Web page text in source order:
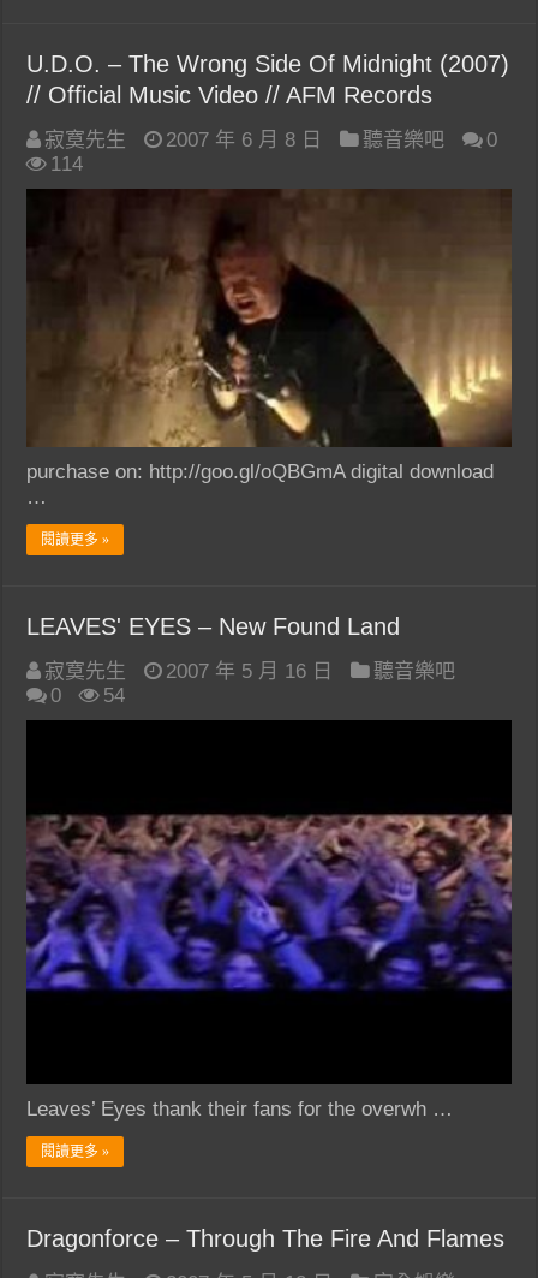
U.D.O. – The Wrong Side Of Midnight (2007)
// Official Music Video // AFM Records
寂寞先生 2007 年 6 月 8 日 聽音樂吧
0
114
purchase on: http://goo.gl/oQBGmA digital download
…
閱讀更多 »
LEAVES' EYES – New Found Land
寂寞先生 2007 年 5 月 16 日
聽音樂吧
0
54
Leaves’ Eyes thank their fans for the overwh …
閱讀更多 »
Dragonforce – Through The Fire And Flames